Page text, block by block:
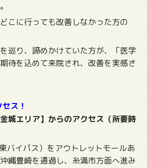
こに行っても改善しなかった方の
巡り、諦めかけていた方が、「医学
待を込めて来院され、改善を実感さ
ス！
城エリア】からのアクセス（所要時
バイパス）をアウトレットモールあ
縄豊崎を通過し、糸満市方面へ進み